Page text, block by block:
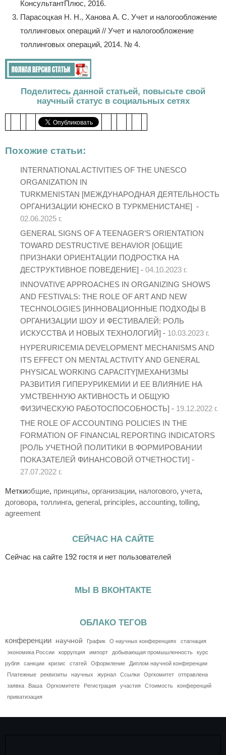
КонсультантПлюс, 2016.
Парасоцкая Н. Н., Ханова А. С. Учет и налогообложение
толлинговых операций // Учет и налогообложение
толлинговых операций, 2014. № 4.
Поделитесь данной статьей, повысьте свой
научный статус в социальных сетях
Похожие статьи:
INTERNATIONAL ACTIVITIES OF THE UNESCO
ORGANIZATION IN
TURKMENISTAN [МЕЖДУНАРОДНАЯ ДЕЯТЕЛЬНОСТЬ
ОРГАНИЗАЦИИ ЮНЕСКО В ТУРКМЕНИСТАНЕ] -
02.06.2025 г.
GENERAL SIGNS OF A TEENAGER’S ORIENTATION
TOWARD DESTRUCTIVE BEHAVIOR [ОБЩИЕ
ПРИЗНАКИ ОРИЕНТАЦИИ ПОДРОСТКА НА
ДЕСТРУКТИВНОЕ ПОВЕДЕНИЕ] - 04.10.2023 г.
INNOVATIVE APPROACHES IN ORGANIZING SHOWS
AND FESTIVALS: THE ROLE OF ART AND NEW
TECHNOLOGIES [ИННОВАЦИОННЫЕ ПОДХОДЫ В
ОРГАНИЗАЦИИ ШОУ И ФЕСТИВАЛЕЙ: РОЛЬ
ИСКУССТВА И НОВЫХ ТЕХНОЛОГИЙ] - 10.03.2023 г.
HYPERURICEMIA DEVELOPMENT MECHANISMS AND
ITS EFFECT ON MENTAL ACTIVITY AND GENERAL
PHYSICAL WORKING CAPACITY[МЕХАНИЗМЫ
РАЗВИТИЯ ГИПЕРУРИКЕМИИ И ЕЕ ВЛИЯНИЕ НА
УМСТВЕННУЮ АКТИВНОСТЬ И ОБЩУЮ
ФИЗИЧЕСКУЮ РАБОТОСПОСОБНОСТЬ] - 19.12.2022 г.
THE ROLE OF ACCOUNTING POLICIES IN THE
FORMATION OF FINANCIAL REPORTING INDICATORS
[РОЛЬ УЧЕТНОЙ ПОЛИТИКИ В ФОРМИРОВАНИИ
ПОКАЗАТЕЛЕЙ ФИНАНСОВОЙ ОТЧЕТНОСТИ] -
27.07.2022 г.
Меткиобщие, принципы, организации, налогового, учета,
договора, толлинга, general, principles, accounting, tolling,
agreement
СЕЙЧАС НА САЙТЕ
Сейчас на сайте 192 гостя и нет пользователей
МЫ В ВКОНТАКТЕ
ОБЛАКО ТЕГОВ
конференции научной График О научных конференциях
стагнация
экономика России
коррупция импорт добывающая промышленность
курс
рубля
санкции кризис статей Оформление
Диплом научной конференции
Платежные
реквизиты научных журнал Ссылки Оргкомитет
отправлена
заявка
Ваша Оргкомитете Регистрация участия Стоимость
конференций
приватизация